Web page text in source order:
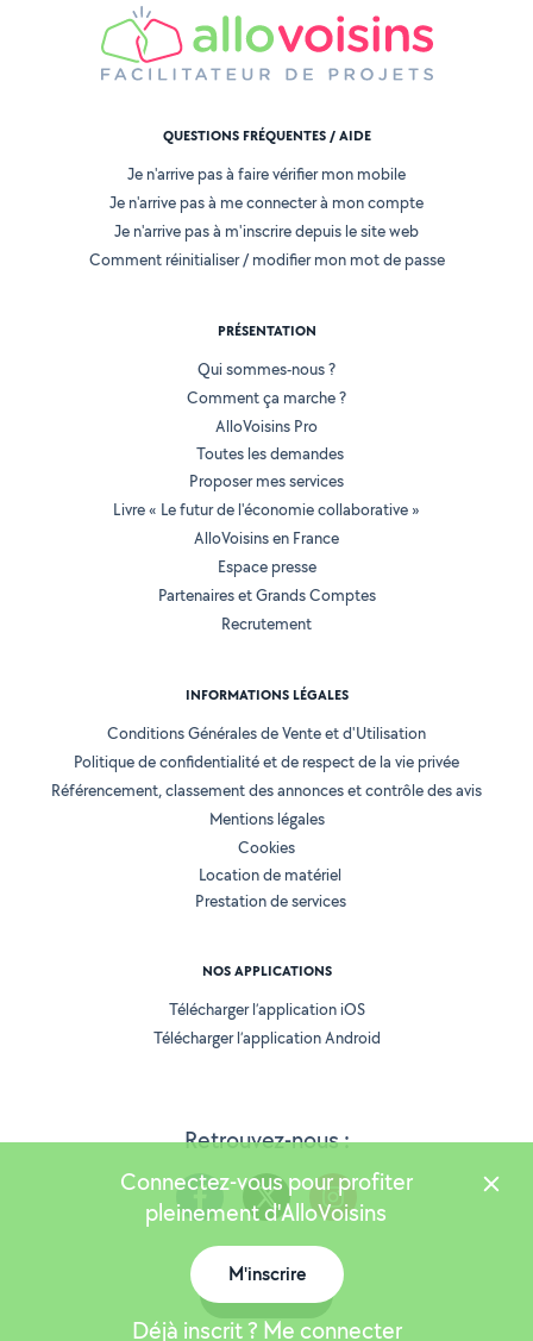
Retrouvez-nous :
QUESTIONS FRÉQUENTES / AIDE
Je n'arrive pas à faire vérifier mon mobile
Je n'arrive pas à me connecter à mon compte
Je n'arrive pas à m'inscrire depuis le site web
Comment réinitialiser / modifier mon mot de passe
PRÉSENTATION
Qui sommes-nous ?
Comment ça marche ?
AlloVoisins Pro
Toutes les demandes
Proposer mes services
Livre « Le futur de l'économie collaborative »
AlloVoisins en France
Espace presse
Partenaires et Grands Comptes
Recrutement
INFORMATIONS LÉGALES
Conditions Générales de Vente et d'Utilisation
Politique de confidentialité et de respect de la vie privée
Référencement, classement des annonces et contrôle des avis
Mentions légales
Cookies
Location de matériel
Prestation de services
NOS APPLICATIONS
Télécharger l’application iOS
Télécharger l’application Android
Version 25.5.3
Connectez-vous pour profiter
pleinement d'AlloVoisins
M'inscrire
Déjà inscrit ? Me connecter